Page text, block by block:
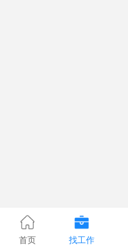
首页 找工作